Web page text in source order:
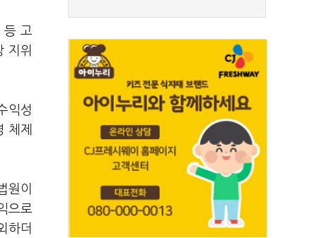
등 고
지위
익성
체제
원이
으로
하더